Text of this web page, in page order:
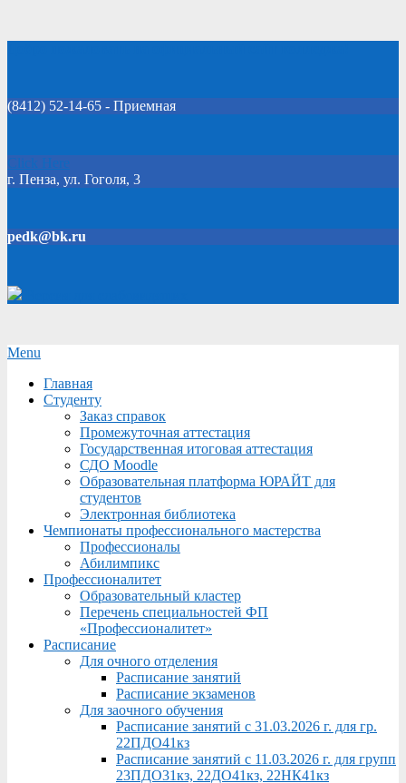
(8412) 52-14-65 - Приемная
Click Here
г. Пенза, ул. Гоголя, 3
pedk@bk.ru
Secondary
Menu
Menu
Главная
Студенту
Заказ справок
Промежуточная аттестация
Государственная итоговая аттестация
СДО Moodle
Образовательная платформа ЮРАЙТ для
студентов
Электронная библиотека
Чемпионаты профессионального мастерства
Профессионалы
Абилимпикс
Профессионалитет
Образовательный кластер
Перечень специальностей ФП
«Профессионалитет»
Расписание
Для очного отделения
Расписание занятий
Расписание экзаменов
Для заочного обучения
Расписание занятий с 31.03.2026 г. для гр.
22ПДО41кз
Расписание занятий с 11.03.2026 г. для групп
23ПДО31кз, 22ДО41кз, 22НК41кз